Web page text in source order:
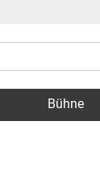
Bühne